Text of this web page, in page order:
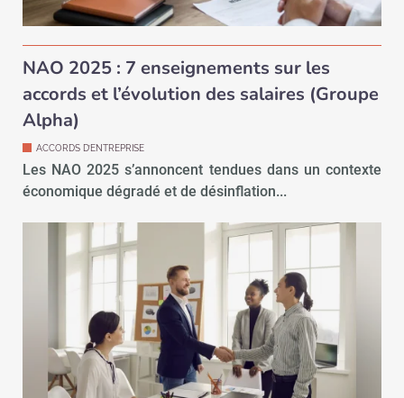
NAO 2025 : 7 enseignements sur les
accords et l’évolution des salaires (Groupe
Alpha)
ACCORDS D’ENTREPRISE
Les NAO 2025 s’annoncent tendues dans un contexte
économique dégradé et de désinflation...